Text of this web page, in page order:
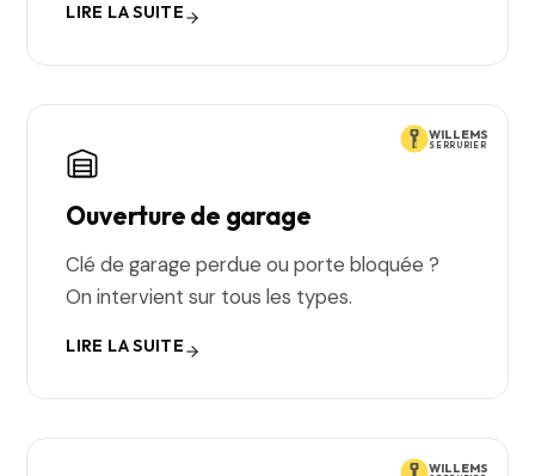
LIRE LA SUITE
WILLEMS
SERRURIER
Ouverture de garage
Clé de garage perdue ou porte bloquée ?
On intervient sur tous les types.
LIRE LA SUITE
WILLEMS